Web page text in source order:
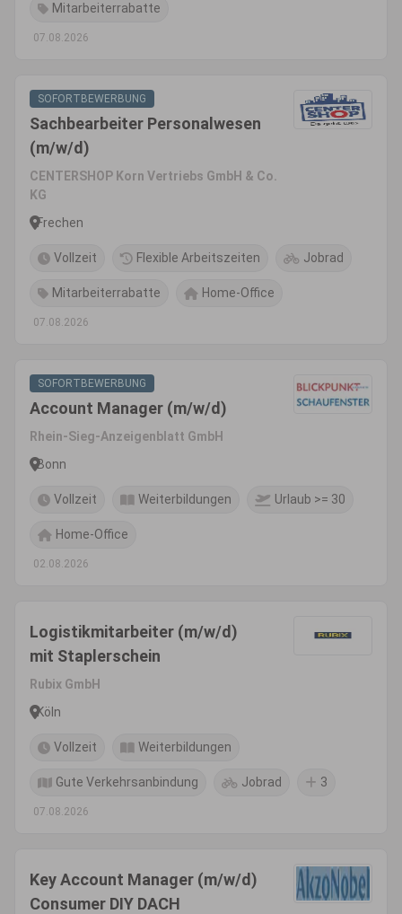
Mitarbeiterrabatte
07.08.2026
SOFORTBEWERBUNG
Sachbearbeiter Personalwesen
(m/w/d)
CENTERSHOP Korn Vertriebs GmbH & Co.
KG
Frechen
Vollzeit Flexible Arbeitszeiten Jobrad
Mitarbeiterrabatte Home-Office
07.08.2026
SOFORTBEWERBUNG
Account Manager (m/w/d)
Rhein-Sieg-Anzeigenblatt GmbH
Bonn
Vollzeit Weiterbildungen Urlaub >= 30
Home-Office
02.08.2026
Logistikmitarbeiter (m/w/d)
mit Staplerschein
Rubix GmbH
Köln
Vollzeit Weiterbildungen
Gute Verkehrsanbindung Jobrad 3
07.08.2026
Key Account Manager (m/w/d)
Consumer DIY DACH